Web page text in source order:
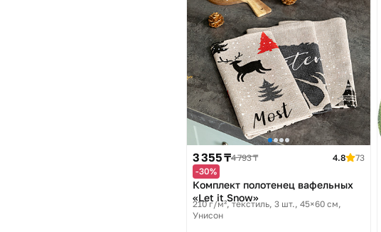
3 355 ₸4 793 ₸ 4.8
73
-30%
Комплект полотенец вафельных
«Let it Snow»
210 г/м², текстиль, 3 шт., 45×60 см
Унисон